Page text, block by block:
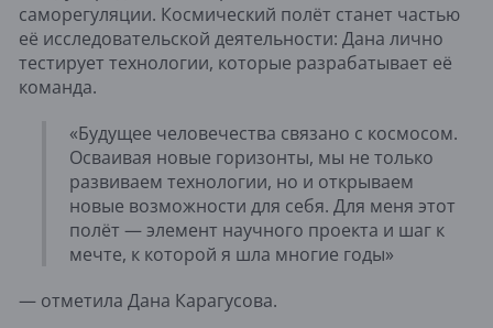
саморегуляции. Космический полёт станет частью
её исследовательской деятельности: Дана лично
тестирует технологии, которые разрабатывает её
команда.
«Будущее человечества связано с космосом.
Осваивая новые горизонты, мы не только
развиваем технологии, но и открываем
новые возможности для себя. Для меня этот
полёт — элемент научного проекта и шаг к
мечте, к которой я шла многие годы»
— отметила Дана Карагусова.